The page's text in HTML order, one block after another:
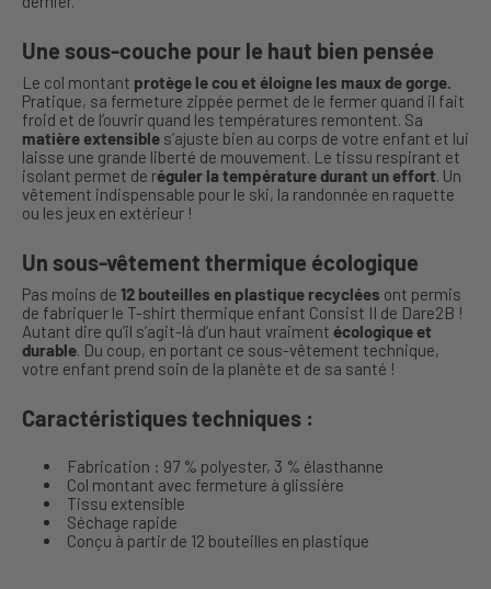
Une sous-couche pour le haut bien pensée
Le col montant protège le cou et éloigne les maux de gorge.
Pratique, sa fermeture zippée permet de le fermer quand il fait
froid et de l’ouvrir quand les températures remontent. Sa
matière extensible s’ajuste bien au corps de votre enfant et lui
laisse une grande liberté de mouvement. Le tissu respirant et
isolant permet de réguler la température durant un effort. Un
vêtement indispensable pour le ski, la randonnée en raquette
ou les jeux en extérieur !
Un sous-vêtement thermique écologique
Pas moins de 12 bouteilles en plastique recyclées ont permis
de fabriquer le T-shirt thermique enfant Consist II de Dare2B !
Autant dire qu’il s’agit-là d’un haut vraiment écologique et
durable. Du coup, en portant ce sous-vêtement technique,
votre enfant prend soin de la planète et de sa santé !
Caractéristiques techniques :
Fabrication : 97 % polyester, 3 % élasthanne
Col montant avec fermeture à glissière
Tissu extensible
Séchage rapide
Conçu à partir de 12 bouteilles en plastique